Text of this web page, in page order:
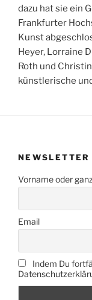
dazu hat sie ein
Frankfurter
Kunst
Heyer, Lorraine
Roth und
künstlerische
NEWSLETTER
Vorname oder
Email
Indem Du